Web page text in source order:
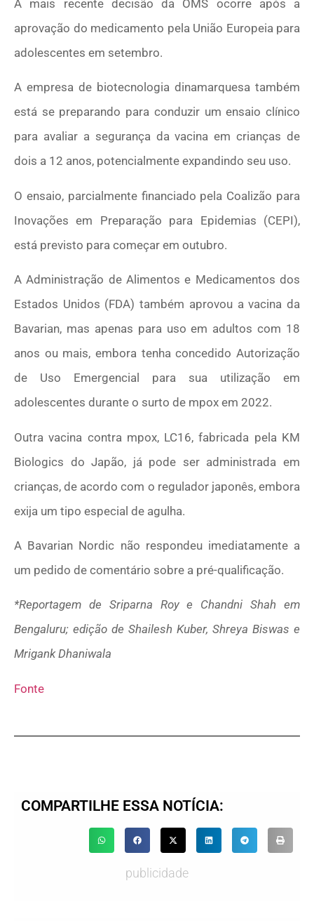
A mais recente decisão da OMS ocorre após a
aprovação do medicamento pela União Europeia para
adolescentes em setembro.
A empresa de biotecnologia dinamarquesa também
está se preparando para conduzir um ensaio clínico
para avaliar a segurança da vacina em crianças de
dois a 12 anos, potencialmente expandindo seu uso.
O ensaio, parcialmente financiado pela Coalizão para
Inovações em Preparação para Epidemias (CEPI),
está previsto para começar em outubro.
A Administração de Alimentos e Medicamentos dos
Estados Unidos (FDA) também aprovou a vacina da
Bavarian, mas apenas para uso em adultos com 18
anos ou mais, embora tenha concedido Autorização
de Uso Emergencial para sua utilização em
adolescentes durante o surto de mpox em 2022.
Outra vacina contra mpox, LC16, fabricada pela KM
Biologics do Japão, já pode ser administrada em
crianças, de acordo com o regulador japonês, embora
exija um tipo especial de agulha.
A Bavarian Nordic não respondeu imediatamente a
um pedido de comentário sobre a pré-qualificação.
*Reportagem de Sriparna Roy e Chandni Shah em
Bengaluru; edição de Shailesh Kuber, Shreya Biswas e
Mrigank Dhaniwala
Fonte
COMPARTILHE ESSA NOTÍCIA:
publicidade